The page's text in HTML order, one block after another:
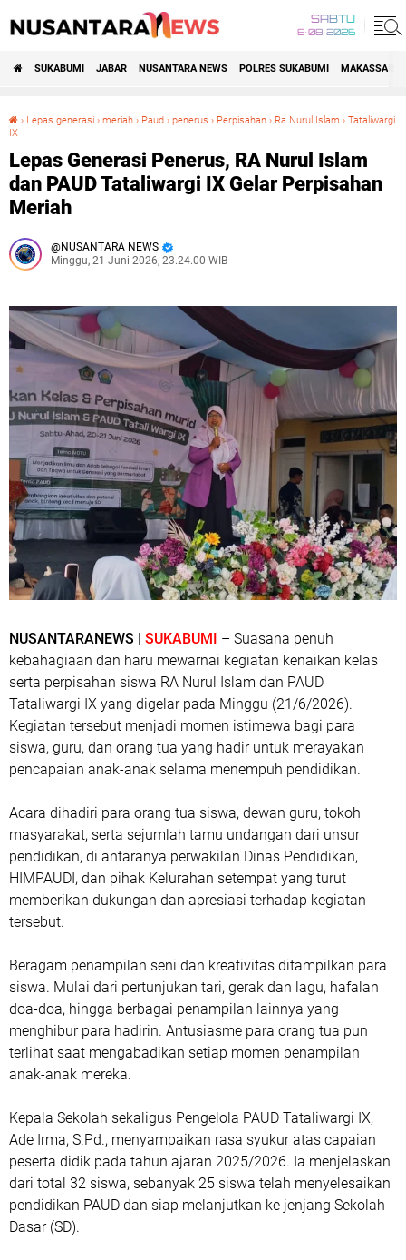
SABTU
8•08•2026
SUKABUMI JABAR NUSANTARA NEWS POLRES SUKABUMI MAKASSAR
› Lepas generasi › meriah › Paud › penerus › Perpisahan › Ra Nurul Islam › Tataliwargi
IX
Lepas Generasi Penerus, RA Nurul Islam
dan PAUD Tataliwargi IX Gelar Perpisahan
Meriah
NUSANTARA NEWS
Minggu, 21 Juni 2026, 23.24.00 WIB
NUSANTARANEWS | SUKABUMI – Suasana penuh
kebahagiaan dan haru mewarnai kegiatan kenaikan kelas
serta perpisahan siswa RA Nurul Islam dan PAUD
Tataliwargi IX yang digelar pada Minggu (21/6/2026).
Kegiatan tersebut menjadi momen istimewa bagi para
siswa, guru, dan orang tua yang hadir untuk merayakan
pencapaian anak-anak selama menempuh pendidikan.
Acara dihadiri para orang tua siswa, dewan guru, tokoh
masyarakat, serta sejumlah tamu undangan dari unsur
pendidikan, di antaranya perwakilan Dinas Pendidikan,
HIMPAUDI, dan pihak Kelurahan setempat yang turut
memberikan dukungan dan apresiasi terhadap kegiatan
tersebut.
Beragam penampilan seni dan kreativitas ditampilkan para
siswa. Mulai dari pertunjukan tari, gerak dan lagu, hafalan
doa-doa, hingga berbagai penampilan lainnya yang
menghibur para hadirin. Antusiasme para orang tua pun
terlihat saat mengabadikan setiap momen penampilan
anak-anak mereka.
Kepala Sekolah sekaligus Pengelola PAUD Tataliwargi IX,
Ade Irma, S.Pd., menyampaikan rasa syukur atas capaian
peserta didik pada tahun ajaran 2025/2026. Ia menjelaskan
dari total 32 siswa, sebanyak 25 siswa telah menyelesaikan
pendidikan PAUD dan siap melanjutkan ke jenjang Sekolah
Dasar (SD).